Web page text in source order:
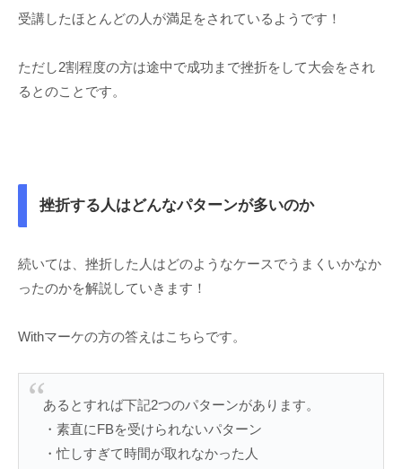
受講したほとんどの人が満足をされているようです！
ただし2割程度の方は途中で成功まで挫折をして大会をされ
るとのことです。
挫折する人はどんなパターンが多いのか
続いては、挫折した人はどのようなケースでうまくいかなか
ったのかを解説していきます！
Withマーケの方の答えはこちらです。
あるとすれば下記2つのパターンがあります。
・素直にFBを受けられないパターン
・忙しすぎて時間が取れなかった人